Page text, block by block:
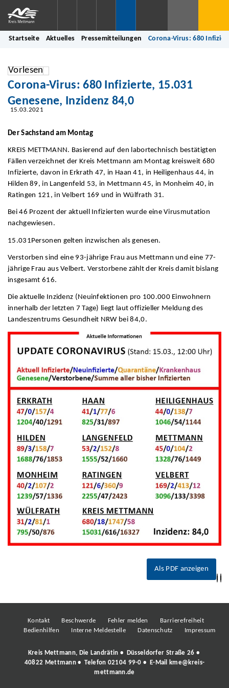
Startseite Aktuelles Pressemitteilungen Corona-Virus: 680
Vorlesen
Corona-Virus: 680 Infizierte, 15.031
Genesene, Inzidenz 84,0
15.03.2021
Der Sachstand am Montag
KREIS METTMANN. Basierend auf den labortechnisch bestätigten
Fällen verzeichnet der Kreis Mettmann am Montag kreisweit 680
Infizierte, davon in Erkrath 47, in Haan 41, in Heiligenhaus 44, in
Hilden 89, in Langenfeld 53, in Mettmann 45, in Monheim 40, in
Ratingen 121, in Velbert 169 und in Wülfrath 31.
Bei 46 Prozent der aktuell Infizierten wurde eine Virusmutation
nachgewiesen.
15.031Personen gelten inzwischen als genesen.
Verstorben sind eine 93-jährige Frau aus Mettmann und eine 77-
jährige Frau aus Velbert. Verstorbene zählt der Kreis damit bislang
insgesamt 616.
Die aktuelle Inzidenz (Neuinfektionen pro 100.000 Einwohnern
innerhalb der letzten 7 Tage) liegt laut offizieller Meldung des
Landeszentrums Gesundheit NRW bei 84,0.
Als PDF anzeigen
Kontakt Beschwerde Fehler melden
Barrierefreiheit
Bedienhilfen
Interne Meldestelle Datenschutz Impressum
Kreis Mettmann, Die Landrätin • Düsseldorfer Straße 26 •
40822 Mettmann • Telefon 02104 99-0 • E-Mail
kme@kreis-
mettmann.de